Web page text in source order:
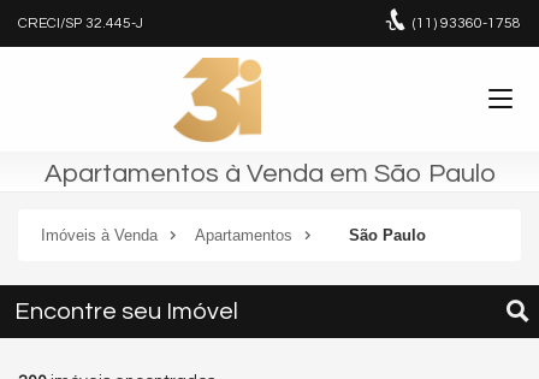
CRECI/SP 32.445-J (11) 93360-1758
Apartamentos à Venda em São Paulo
Imóveis à Venda Apartamentos São Paulo
Encontre seu Imóvel